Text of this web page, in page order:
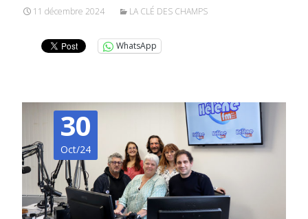
11 décembre 2024 LA CLÉ DES CHAMPS
WhatsApp
30
Oct/24